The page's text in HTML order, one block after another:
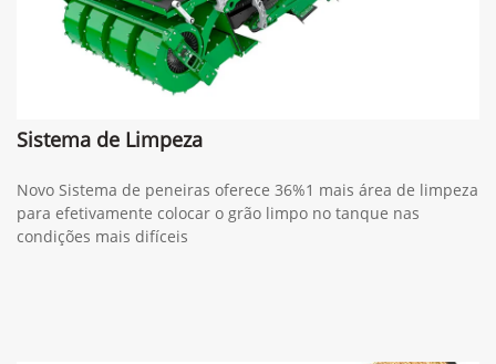
Sistema de Limpeza
Novo Sistema de peneiras oferece 36%1 mais área de limpeza
para efetivamente colocar o grão limpo no tanque nas
condições mais difíceis